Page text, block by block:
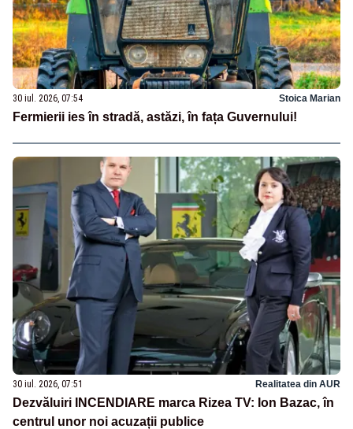
30 iul. 2026, 07:54 Stoica Marian
Fermierii ies în stradă, astăzi, în fața Guvernului!
30 iul. 2026, 07:51 Realitatea din AUR
Dezvăluiri INCENDIARE marca Rizea TV: Ion Bazac, în
centrul unor noi acuzații publice